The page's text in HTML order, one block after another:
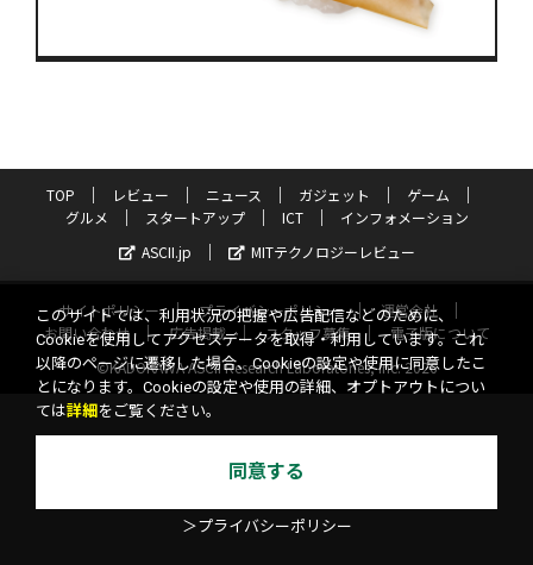
TOP レビュー ニュース ガジェット
ゲーム
グルメ
スタートアップ ICT
インフォメーション
ASCII.jp
MITテクノロジーレビュー
サイトポリシー プライバシーポリシー
運営会社
お問い合わせ
広告掲載 スタッフ募集
電子版について
©KADOKAWA ASCII Research Laboratories, Inc. 2026
このサイトでは、利用状況の把握や広告配信などのために、
Cookieを使用してアクセスデータを取得・利用しています。これ
以降のページに遷移した場合、Cookieの設定や使用に同意したこ
とになります。Cookieの設定や使用の詳細、オプトアウトについ
ては詳細 をご覧ください。
同意する
＞プライバシーポリシー